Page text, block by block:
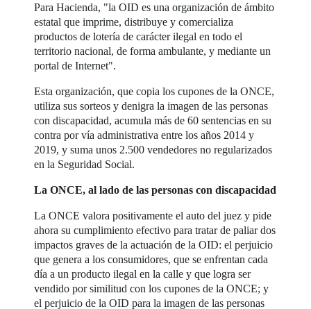
Para Hacienda, "la OID es una organización de ámbito
estatal que imprime, distribuye y comercializa
productos de lotería de carácter ilegal en todo el
territorio nacional, de forma ambulante, y mediante un
portal de Internet".
Esta organización, que copia los cupones de la ONCE,
utiliza sus sorteos y denigra la imagen de las personas
con discapacidad, acumula más de 60 sentencias en su
contra por vía administrativa entre los años 2014 y
2019, y suma unos 2.500 vendedores no regularizados
en la Seguridad Social.
La ONCE, al lado de las personas con discapacidad
La ONCE valora positivamente el auto del juez y pide
ahora su cumplimiento efectivo para tratar de paliar dos
impactos graves de la actuación de la OID: el perjuicio
que genera a los consumidores, que se enfrentan cada
día a un producto ilegal en la calle y que logra ser
vendido por similitud con los cupones de la ONCE; y
el perjuicio de la OID para la imagen de las personas